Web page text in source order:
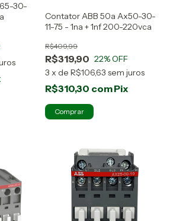
30-
Contator ABB 50a Ax50-30-
11-75 - 1na + 1nf 200-220vca
R$319,90
R$409,99
22% OFF
3 x de R$106,63 sem juros
R$310,30 comPix